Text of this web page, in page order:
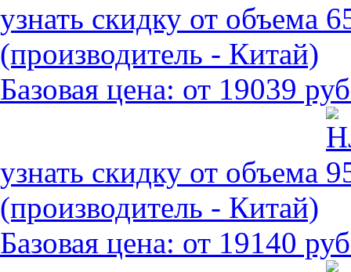
узнать скидку от объема
(производитель - Китай)
Базовая цена: от 19039
узнать скидку от объема
(производитель - Китай)
Базовая цена: от 19140